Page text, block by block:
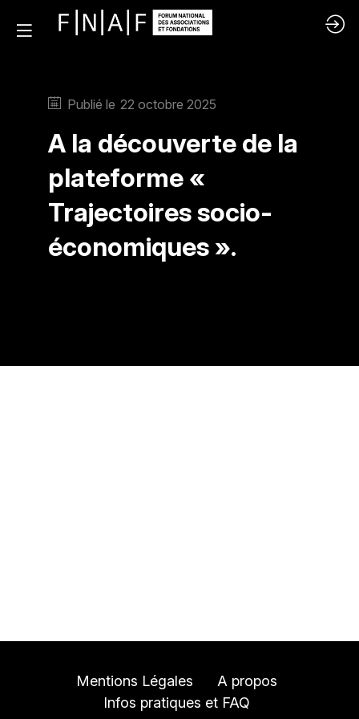
Publié le 22 octobre 2025
A la découverte de la
plateforme «
Trajectoires socio-
économiques ».
Mentions Légales
A propos
Infos pratiques et FAQ